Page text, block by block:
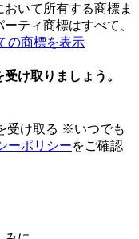
いて所有する商標ま
ティ商標はすべて、
の商標を表示
け取りましょう。
受け取る ※いつでも
ーポリシーをご確認